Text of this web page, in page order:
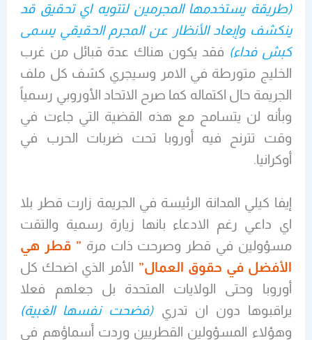
(طريقة يستخدمها المجرمين لتتويه اي تحقيق قد
ينكشف وإبعاد الأنظار عن المجرم الحقيقي يسمى
كبش فداء) فقد يكون هناك عدة قبائل من غرب
الخليج متورطة في الامر وسيجري كشف كل ملف
الجريمة حال اكتماله كما صرح الاتحاد الأوروبي رسمياً
وبأنه لن يتسامح مع هذه القضية التي جاءت في
وقت تترنح فيه أوروبا تحت ضربات الحرب في
أوكرانيا.
إيفا كيلي المدانة الرئيسة في الجريمة زارت قطر بلا
اي داعي رغم الادعاء بانها زيارة رسمية والتقت
مسؤولين في قطر وصرحت ذات مرة ” قطر هي
الأفضل في حقوق العمال” الأمر الذي اضحك كل
أوروبا وحتى الولايات المتحدة بل جعلهم فعلا
يراقبوها دون ان تدري(فضحت نفسها الغبية)
وهؤلاء المسؤولين القطريين وردت أسماؤهم في